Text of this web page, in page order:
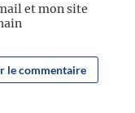
et mon site